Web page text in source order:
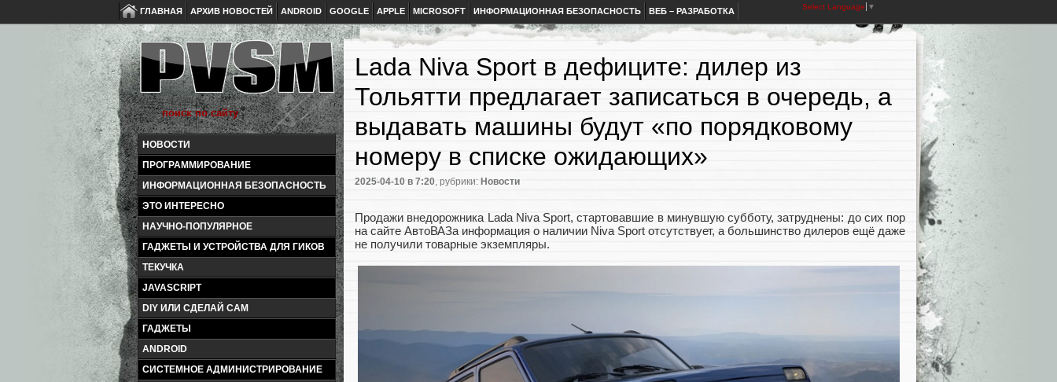
ГЛАВНАЯ АРХИВ НОВОСТЕЙ ANDROID GOOGLE APPLE MICROSOFT ИНФОРМАЦИОННАЯ БЕЗОПАСНОСТЬ ВЕБ – РАЗРАБОТКА Select Language ▼
НОВОСТИ
ПРОГРАММИРОВАНИЕ
ИНФОРМАЦИОННАЯ БЕЗОПАСНОСТЬ
ЭТО ИНТЕРЕСНО
НАУЧНО-ПОПУЛЯРНОЕ
ГАДЖЕТЫ И УСТРОЙСТВА ДЛЯ ГИКОВ
ТЕКУЧКА
JAVASCRIPT
DIY ИЛИ СДЕЛАЙ САМ
ГАДЖЕТЫ
ANDROID
СИСТЕМНОЕ АДМИНИСТРИРОВАНИЕ
Lada Niva Sport в дефиците: дилер из
Тольятти предлагает записаться в очередь, а
выдавать машины будут «по порядковому
номеру в списке ожидающих»
2025-04-10 в 7:20, рубрики: Новости
Продажи внедорожника Lada Niva Sport, стартовавшие в минувшую субботу, затруднены: до сих пор
на сайте АвтоВАЗа информация о наличии Niva Sport отсутствует, а большинство дилеров ещё даже
не получили товарные экземпляры.